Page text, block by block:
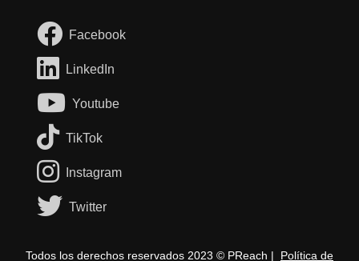
Facebook
LinkedIn
Youtube
TikTok
Instagram
Twitter
Todos los derechos reservados 2023 © PReach | Política de